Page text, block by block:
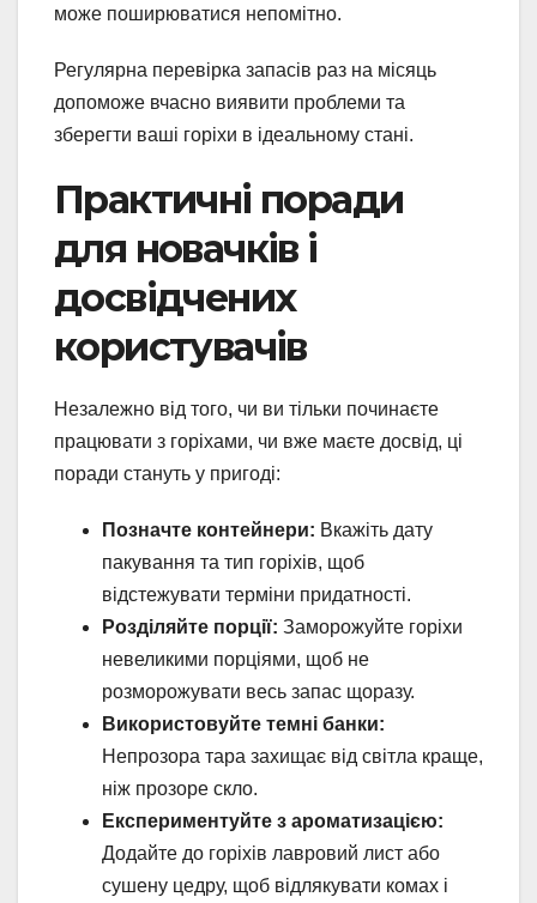
може поширюватися непомітно.
Регулярна перевірка запасів раз на місяць
допоможе вчасно виявити проблеми та
зберегти ваші горіхи в ідеальному стані.
Практичні поради
для новачків і
досвідчених
користувачів
Незалежно від того, чи ви тільки починаєте
працювати з горіхами, чи вже маєте досвід, ці
поради стануть у пригоді:
Позначте контейнери: Вкажіть дату
пакування та тип горіхів, щоб
відстежувати терміни придатності.
Розділяйте порції: Заморожуйте горіхи
невеликими порціями, щоб не
розморожувати весь запас щоразу.
Використовуйте темні банки:
Непрозора тара захищає від світла краще,
ніж прозоре скло.
Експериментуйте з ароматизацією:
Додайте до горіхів лавровий лист або
сушену цедру, щоб відлякувати комах і